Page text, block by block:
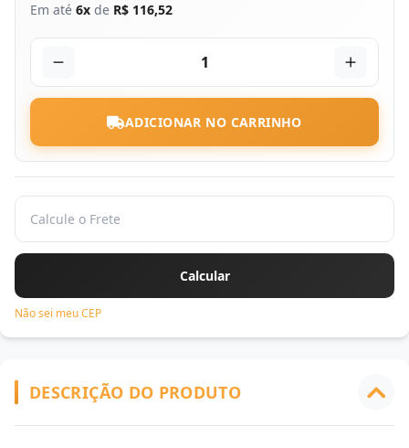
Em até 6x de R$ 116,52
1
ADICIONAR NO CARRINHO
Não sei meu CEP
DESCRIÇÃO DO PRODUTO